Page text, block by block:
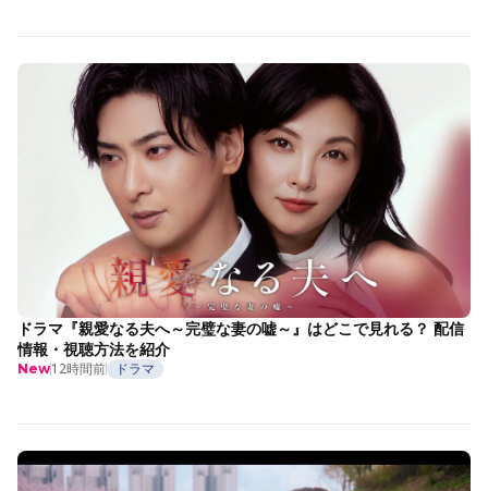
ドラマ『親愛なる夫へ～完璧な妻の嘘～』はどこで見れる？ 配信
情報・視聴方法を紹介
New12時間前 ドラマ